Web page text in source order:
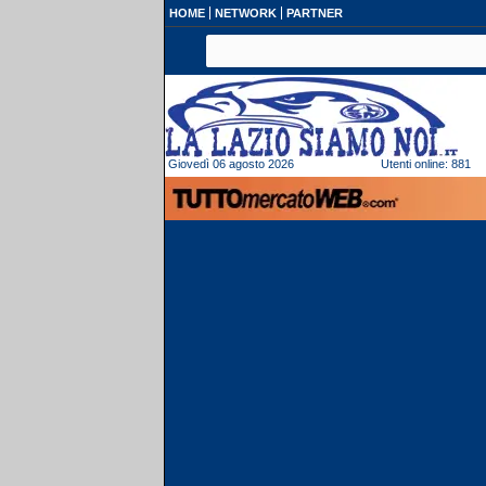
HOME NETWORK PARTNER
Giovedì 06 agosto 2026 Utenti online: 881